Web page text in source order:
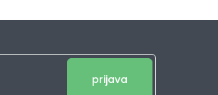
prijava